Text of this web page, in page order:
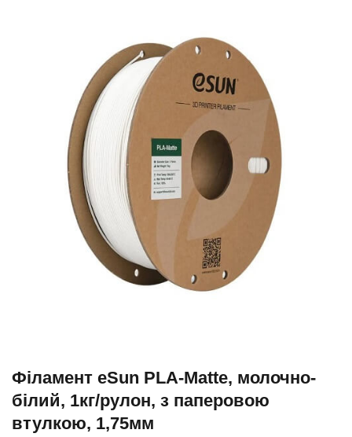
Філамент eSun PLA-Matte, молочно-
білий, 1кг/рулон, з паперовою
втулкою, 1,75мм